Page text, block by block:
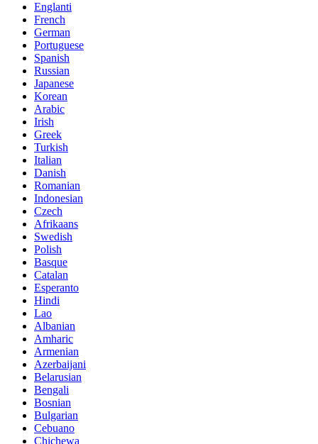
Englanti
French
German
Portuguese
Spanish
Russian
Japanese
Korean
Arabic
Irish
Greek
Turkish
Italian
Danish
Romanian
Indonesian
Czech
Afrikaans
Swedish
Polish
Basque
Catalan
Esperanto
Hindi
Lao
Albanian
Amharic
Armenian
Azerbaijani
Belarusian
Bengali
Bosnian
Bulgarian
Cebuano
Chichewa